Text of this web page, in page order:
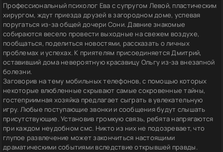
Профессиональный психолог Ева с супругом Левой, пластическим
хирургом, ждут приезда друзей в загородном доме, успевая
поругаться из-за общей дочери Сони. Давние знакомые
собираются весело провести выходные на свежем воздухе,
пообщаться, поделиться новостями, рассказать о личных
проблемах и успехах. К приятелям присоединяется Дмитрий,
оставивший дома невероятную красавицу Ольгу из-за внезапной
болезни.
Заговорив на тему мобильных телефонов, с помощью которых
некоторые влюбленные скрывают самые сокровенные тайны,
гостеприимная хозяйка предлагает сыграть в увлекательную
игру. Любые поступающие звонки и сообщения будут слышать
присутствующие. Установив громкую связь, ребята напрягаются
при каждом неудобном смс. Никто из них не подозревает, что
глупое развлечение может закончиться настоящими
драматическими событиями вследствие открывшей правды.